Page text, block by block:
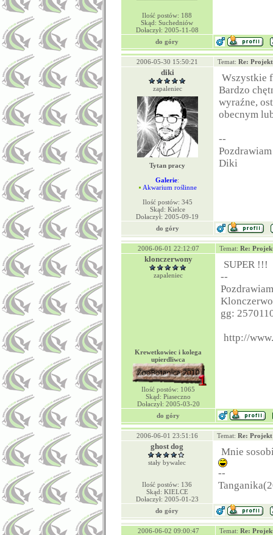
Ilość postów: 188
Skąd: Suchedniów
Dołaczył: 2005-11-08
do góry
2006-05-30 15:50:21 Temat: Re:
diki
zapaleniec
Tytan pracy
Galerie:
Akwarium roślinne
Ilość postów: 345
Skąd: Kielce
Dołaczył: 2005-09-19
Wszystkie
Bardzo
wyraźne,
obecnym
--
Pozdrawiam
Diki
do góry
2006-06-01 22:12:07 Temat: Re:
klonczerwony
zapaleniec
Krewetkowiec i kolega
upierdliwca
Ilość postów: 1065
Skąd: Piaseczno
Dołaczył: 2005-03-20
SUPER !!!
--
Pozdrawiam
gg:
http://
do góry
2006-06-01 23:51:16 Temat: Re:
ghost dog
stały bywalec
Ilość postów: 136
Skąd: KIELCE
Dołaczył: 2005-01-23
Mnie
--
do góry
2006-06-02 09:00:47 Temat: Re: